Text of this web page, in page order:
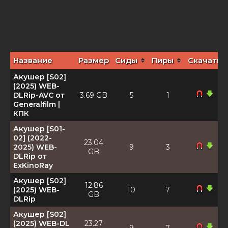
Название Размер Сиды Пиры Скачать
Акушер [S02]
(2025) WEB-
DLRip-AVC от
Generalfilm |
КПК
3.69 GB 5 1
Акушер [S01-
02] (2022-
2025) WEB-
DLRip от
ExKinoRay
23.04
GB
9 3
Акушер [S02]
(2025) WEB-
DLRip
12.86
GB
10 7
Акушер [S02]
(2025) WEB-DL
23.27